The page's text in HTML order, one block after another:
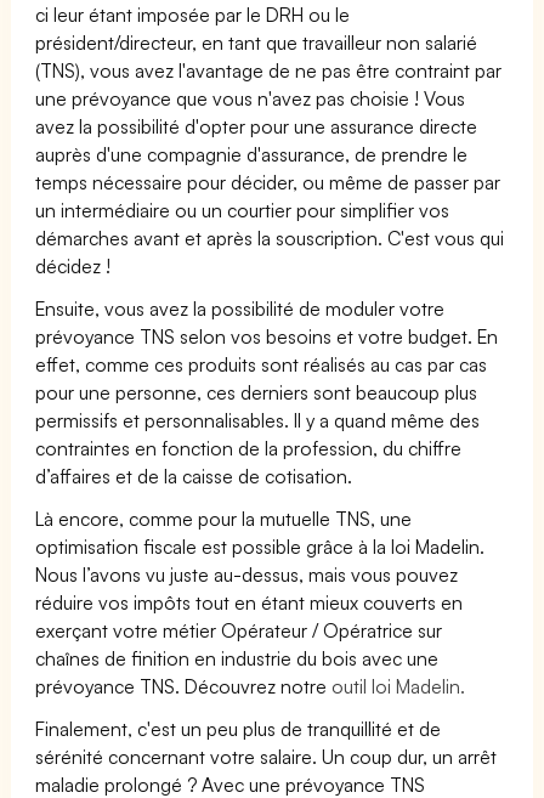
ci leur étant imposée par le DRH ou le
président/directeur, en tant que travailleur non salarié
(TNS), vous avez l'avantage de ne pas être contraint par
une prévoyance que vous n'avez pas choisie ! Vous
avez la possibilité d'opter pour une assurance directe
auprès d'une compagnie d'assurance, de prendre le
temps nécessaire pour décider, ou même de passer par
un intermédiaire ou un courtier pour simplifier vos
démarches avant et après la souscription. C'est vous qui
décidez !
Ensuite, vous avez la possibilité de moduler votre
prévoyance TNS selon vos besoins et votre budget. En
effet, comme ces produits sont réalisés au cas par cas
pour une personne, ces derniers sont beaucoup plus
permissifs et personnalisables. Il y a quand même des
contraintes en fonction de la profession, du chiffre
d’affaires et de la caisse de cotisation.
Là encore, comme pour la mutuelle TNS, une
optimisation fiscale est possible grâce à la loi Madelin.
Nous l’avons vu juste au-dessus, mais vous pouvez
réduire vos impôts tout en étant mieux couverts en
exerçant votre métier Opérateur / Opératrice sur
chaînes de finition en industrie du bois avec une
prévoyance TNS. Découvrez notre outil loi Madelin.
Finalement, c'est un peu plus de tranquillité et de
sérénité concernant votre salaire. Un coup dur, un arrêt
maladie prolongé ? Avec une prévoyance TNS